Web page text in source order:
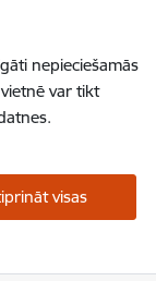
nepieciešamās
var tikt
visas